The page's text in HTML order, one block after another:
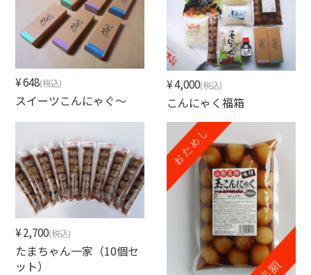
¥648(税込)
スイーツこんにゃぐ～
¥4,000(税込)
こんにゃく福箱
¥2,700(税込)
たまちゃん一家（10個セ
ット）